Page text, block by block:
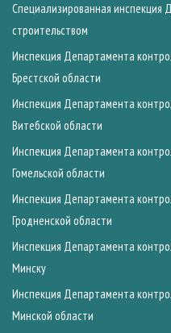
Специализированная инспекция
строительством
Инспекция Департамента
Брестской области
Инспекция Департамента
Витебской области
Инспекция Департамента
Гомельской области
Инспекция Департамента
Гродненской области
Инспекция Департамента
Минску
Инспекция Департамента
Минской области